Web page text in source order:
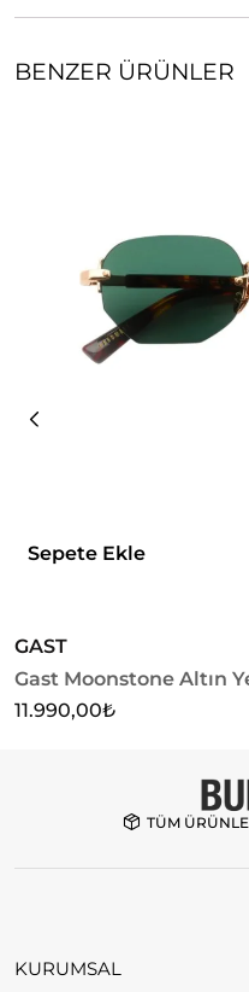
BENZER ÜRÜNLER
Sepete Ekle
GAST
Gast Moonstone Altın
11.990,00₺
TÜM
KURUMSAL